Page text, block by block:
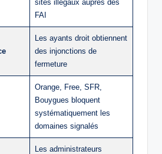
sites illégaux auprès des
FAI
Les ayants droit obtiennent
des injonctions de
fermeture
Orange, Free, SFR,
Bouygues bloquent
systématiquement les
domaines signalés
Les administrateurs